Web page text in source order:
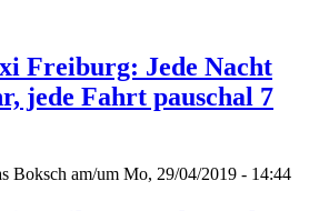
Freiburg: Jede Nacht
jede Fahrt pauschal 7
Boksch am/um Mo, 29/04/2019 - 14:44